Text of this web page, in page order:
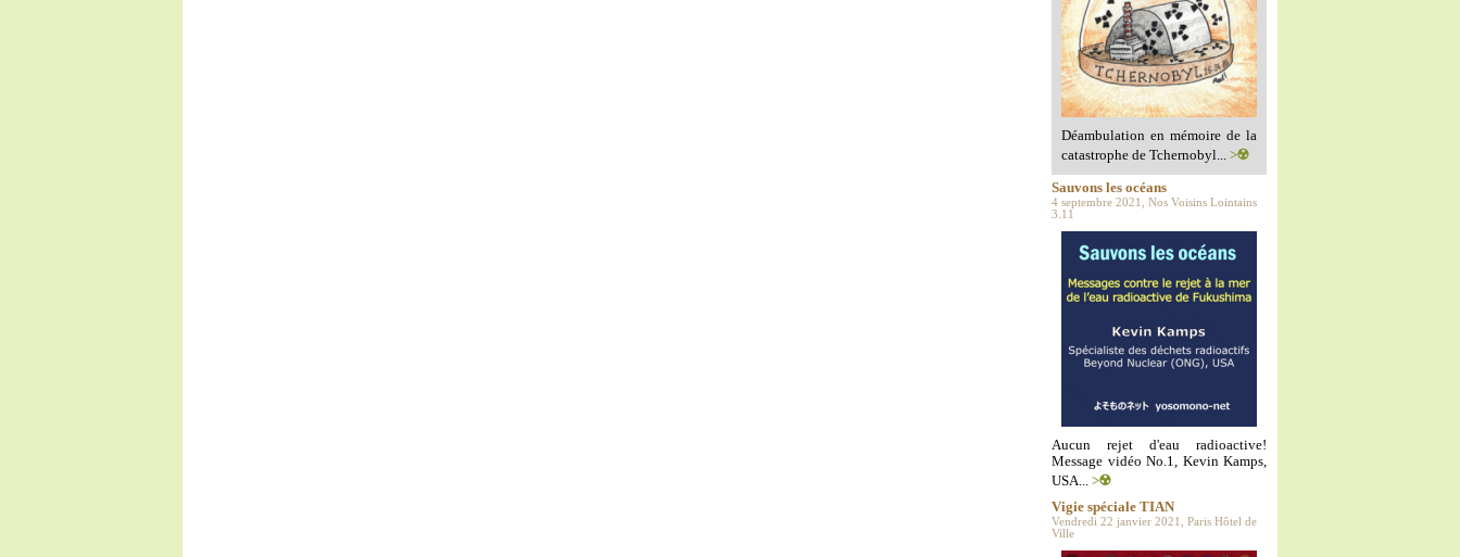
Déambulation en mémoire de la
catastrophe de Tchernobyl... >☢️
Sauvons les océans
4 septembre 2021, Nos Voisins Lointains
3.11
Aucun rejet d'eau radioactive!
Message vidéo No.1, Kevin Kamps,
USA... >☢️
Vigie spéciale TIAN
Vendredi 22 janvier 2021, Paris Hôtel de
Ville